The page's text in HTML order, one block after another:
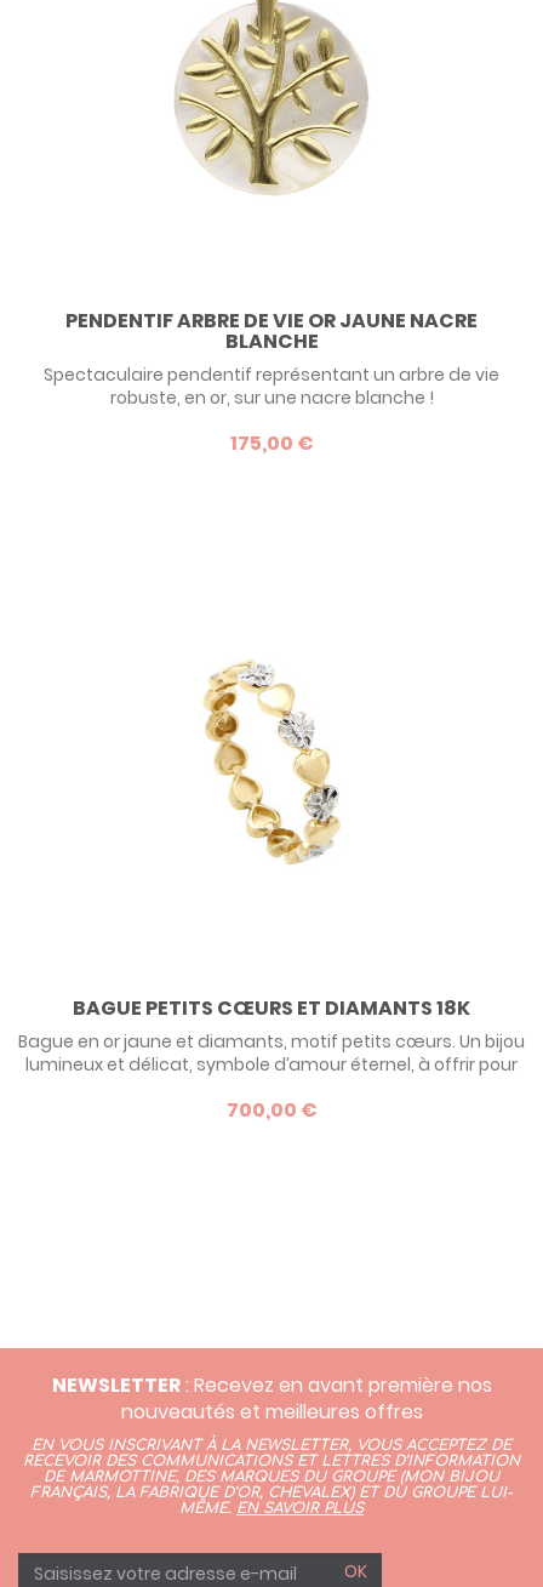
PENDENTIF ARBRE DE VIE OR JAUNE NACRE
BLANCHE
Spectaculaire pendentif représentant un arbre de vie
robuste, en or, sur une nacre blanche !
175,00 €
BAGUE PETITS CŒURS ET DIAMANTS 18K
Bague en or jaune et diamants, motif petits cœurs. Un bijou
lumineux et délicat, symbole d’amour éternel, à offrir pour
700,00 €
NEWSLETTER: Recevez en avant première nos
nouveautés et meilleures offres
EN VOUS INSCRIVANT À LA NEWSLETTER, VOUS ACCEPTEZ DE
RECEVOIR DES COMMUNICATIONS ET LETTRES D’INFORMATION
DE MARMOTTINE, DES MARQUES DU GROUPE (MON BIJOU
FRANÇAIS, LA FABRIQUE D’OR, CHEVALEX)ET DU GROUPE LUI-
MÊME. EN SAVOIR PLUS
OK